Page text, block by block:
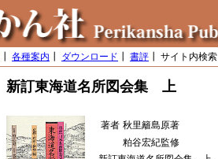
各種案内 ダウンロード 書評 ┃ サイト内検索
新訂東海道名所図会集 上
著者 秋里籬島原著
粕谷宏紀監修